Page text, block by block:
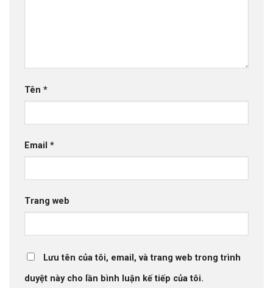
Tên *
Email *
Trang web
Lưu tên của tôi, email, và trang web trong trình
duyệt này cho lần bình luận kế tiếp của tôi.